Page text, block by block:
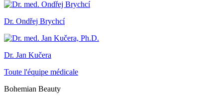
Dr. Ondřej Brychcí
Dr. Jan Kučera
Toute l'équipe médicale
Bohemian Beauty